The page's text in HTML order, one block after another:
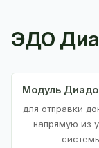
ЭДО
Модуль
для отправки
напрямую из